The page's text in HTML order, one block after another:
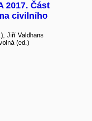
2017. Část
civilního
Jiří Valdhans
(ed.)